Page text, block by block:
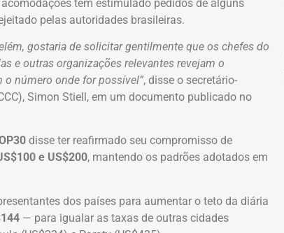
tem estimulado pedidos de alguns
pelas autoridades brasileiras.
gostaria de solicitar gentilmente que os chefes do
e outras organizações relevantes revejam o
o número onde for possível”, disse o secretário-
Simon Stiell, em um documento publicado no
disse ter reafirmado seu compromisso de
e US$200, mantendo os padrões adotados em
dos países para aumentar o teto da diária
— para igualar as taxas de outras cidades